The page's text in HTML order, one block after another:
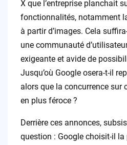
X que l’entreprise planchait
fonctionnalités, notamment
à partir d’images. Cela
une communauté
exigeante et avide de
Jusqu’où Google osera-t-il
alors que la concurrence sur
en plus féroce ?
Derrière ces annonces,
question : Google choisit-il la